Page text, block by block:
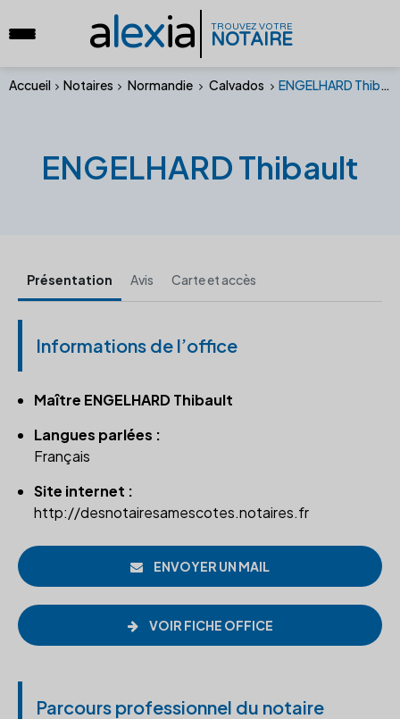
alexia TROUVEZ VOTRE
NOTAIRE
Accueil Notaires Normandie Calvados ENGELHARD Thibault
ENGELHARD Thibault
Présentation Avis Carte et accès
Informations de l’office
Maître ENGELHARD Thibault
Langues parlées :
Français
Site internet :
http://desnotairesamescotes.notaires.fr
ENVOYER UN MAIL
VOIR FICHE OFFICE
Parcours professionnel du notaire